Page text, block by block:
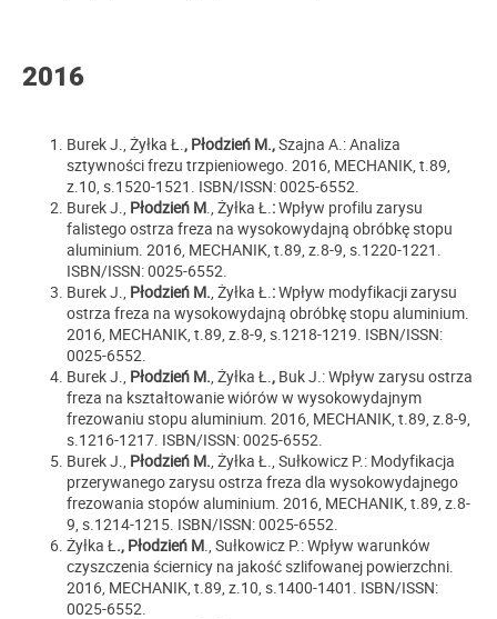
2016
Burek J., Żyłka Ł., Płodzień M.,Szajna A.: Analiza
sztywności frezu trzpieniowego. 2016, MECHANIK, t.89,
z.10, s.1520-1521. ISBN/ISSN: 0025-6552.
Burek J., Płodzień M., Żyłka Ł.:Wpływ profilu zarysu
falistego ostrza freza na wysokowydajną obróbkę stopu
aluminium. 2016, MECHANIK, t.89, z.8-9, s.1220-1221.
ISBN/ISSN: 0025-6552.
Burek J., Płodzień M., Żyłka Ł.:Wpływ modyfikacji zarysu
ostrza freza na wysokowydajną obróbkę stopu aluminium.
2016, MECHANIK, t.89, z.8-9, s.1218-1219. ISBN/ISSN:
0025-6552.
Burek J., Płodzień M., Żyłka Ł., Buk J.: Wpływ zarysu ostrza
freza na kształtowanie wiórów w wysokowydajnym
frezowaniu stopu aluminium. 2016, MECHANIK, t.89, z.8-9,
s.1216-1217. ISBN/ISSN: 0025-6552.
Burek J., Płodzień M., Żyłka Ł., Sułkowicz P.: Modyfikacja
przerywanego zarysu ostrza freza dla wysokowydajnego
frezowania stopów aluminium. 2016, MECHANIK, t.89, z.8-
9, s.1214-1215. ISBN/ISSN: 0025-6552.
Żyłka Ł., Płodzień M., Sułkowicz P.: Wpływ warunków
czyszczenia ściernicy na jakość szlifowanej powierzchni.
2016, MECHANIK, t.89, z.10, s.1400-1401. ISBN/ISSN:
0025-6552.